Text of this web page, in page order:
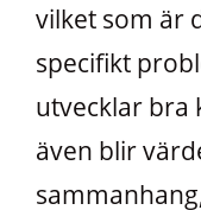
vilket som är
specifikt
utvecklar bra
även blir